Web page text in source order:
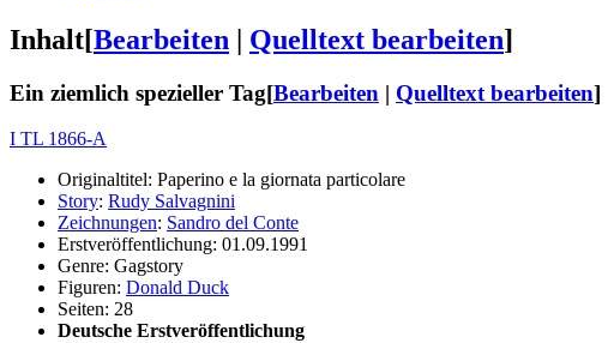
Inhalt[Bearbeiten | Quelltext bearbeiten]
Ein ziemlich spezieller Tag[Bearbeiten | Quelltext bearbeiten]
I TL 1866-A
Originaltitel: Paperino e la giornata particolare
Story: Rudy Salvagnini
Zeichnungen: Sandro del Conte
Erstveröffentlichung: 01.09.1991
Genre: Gagstory
Figuren: Donald Duck
Seiten: 28
Deutsche Erstveröffentlichung